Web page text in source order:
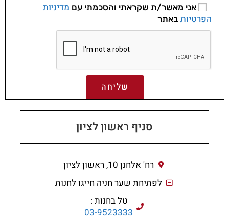
אני מאשר/ת שקראתי והסכמתי עם מדיניות
הפרטיות באתר
שליחה
סניף ראשון לציון
רח' אלחנן 10, ראשון לציון
לפתיחת שער חניה חייגו לחנות
טל בחנות :
03-9523333